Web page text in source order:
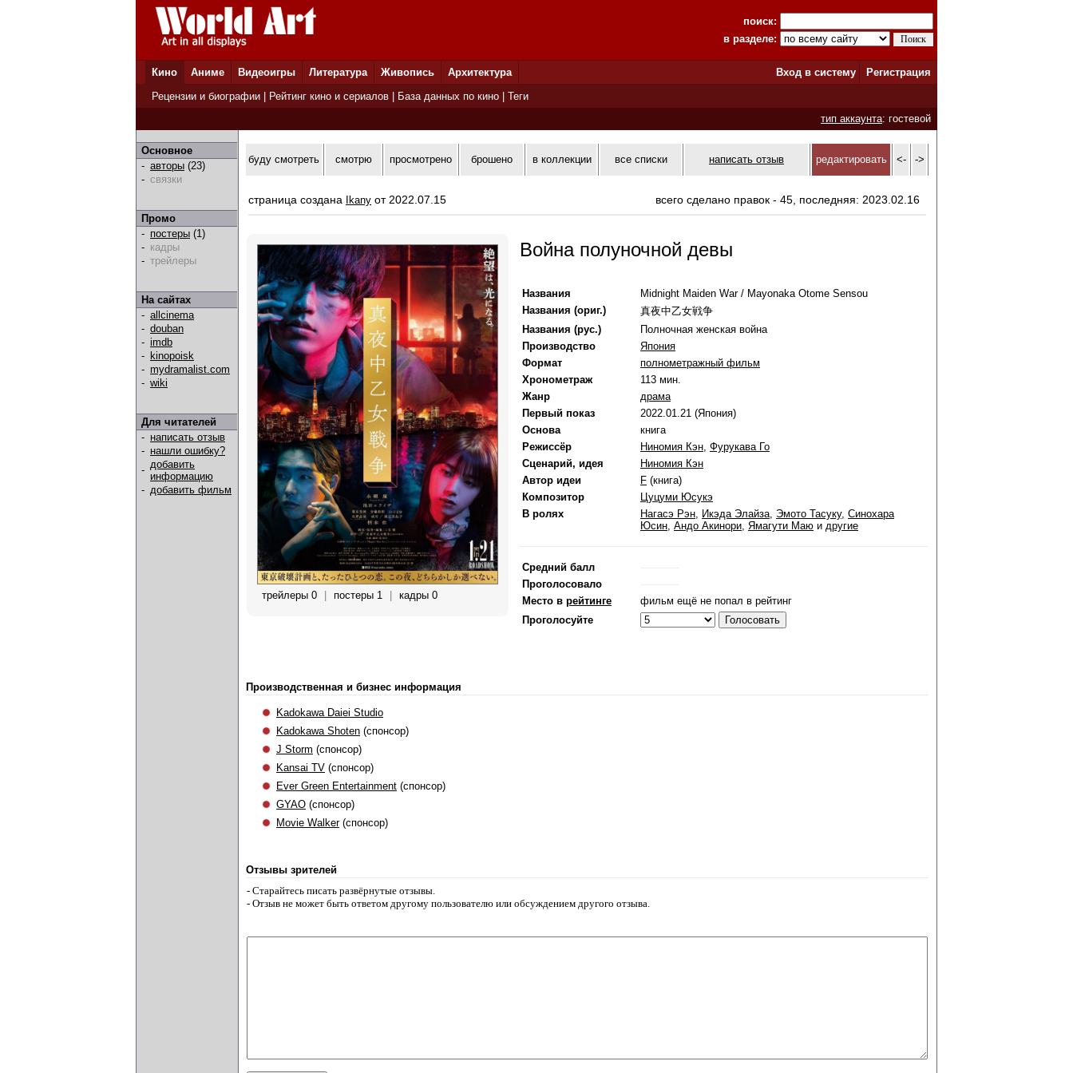
поиск:
в разделе:
Кино Аниме Видеоигры Литература Живопись Архитектура Вход в систему
Регистрация
Рецензии и биографии
Рейтинг кино и сериалов База данных по кино
Теги
тип аккаунта: гостевой
Основное
- авторы (23)
- связки
Промо
- постеры (1)
- кадры
- трейлеры
На сайтах
- allcinema
- douban
- imdb
- kinopoisk
- mydramalist.com
- wiki
Для читателей
- написать отзыв
- нашли ошибку?
- добавить
информацию
- добавить фильм
буду смотреть смотрю просмотрено брошено в коллекции все списки написать отзыв редактировать <- ->
страница создана Ikany от 2022.07.15 всего сделано правок - 45, последняя: 2023.02.16
трейлеры 0 постеры 1 кадры 0
Война полуночной девы
Названия
Midnight Maiden War / Mayonaka Otome Sensou
Названия (ориг.)
真夜中乙女戦争
Названия (рус.)
Полночная женская война
Производство
Япония
Формат
полнометражный фильм
Хронометраж
113 мин.
Жанр
драма
Первый показ
2022.01.21 (Япония)
Основа
книга
Режиссёр
Ниномия Кэн, Фурукава Го
Сценарий, идея
Ниномия Кэн
Автор идеи
F (книга)
Композитор
Цуцуми Юсукэ
В ролях
Нагасэ Рэн, Икэда Элайза, Эмото Тасуку, Синохара
Юсин, Андо Акинори, Ямагути Маю и другие
Средний балл
Проголосовало
Место в рейтинге
фильм ещё не попал в рейтинг
Проголосуйте
Производственная и бизнес информация
Kadokawa Daiei Studio
Kadokawa Shoten (спонсор)
J Storm (спонсор)
Kansai TV (спонсор)
Ever Green Entertainment (спонсор)
GYAO (спонсор)
Movie Walker(спонсор)
Отзывы зрителей
- Старайтесь писать развёрнутые отзывы.
- Отзыв не может быть ответом другому пользователю или обсуждением другого отзыва.